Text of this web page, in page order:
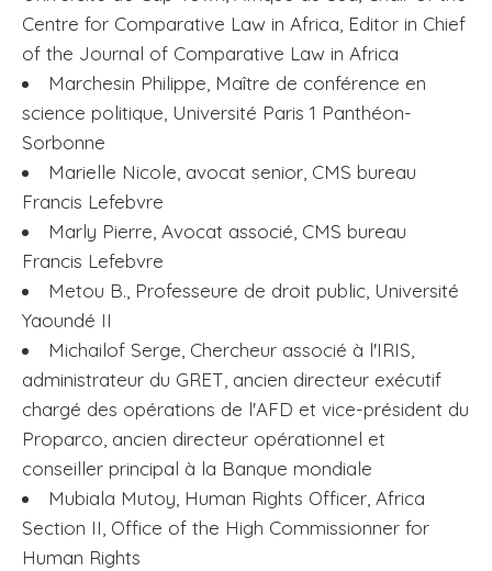
Centre for Comparative Law in Africa, Editor in Chief
of the Journal of Comparative Law in Africa
Marchesin Philippe, Maître de conférence en
science politique, Université Paris 1 Panthéon-
Sorbonne
Marielle Nicole, avocat senior, CMS bureau
Francis Lefebvre
Marly Pierre, Avocat associé, CMS bureau
Francis Lefebvre
Metou B., Professeure de droit public, Université
Yaoundé II
Michailof Serge, Chercheur associé à l'IRIS,
administrateur du GRET, ancien directeur exécutif
chargé des opérations de l'AFD et vice-président du
Proparco, ancien directeur opérationnel et
conseiller principal à la Banque mondiale
Mubiala Mutoy, Human Rights Officer, Africa
Section II, Office of the High Commissionner for
Human Rights